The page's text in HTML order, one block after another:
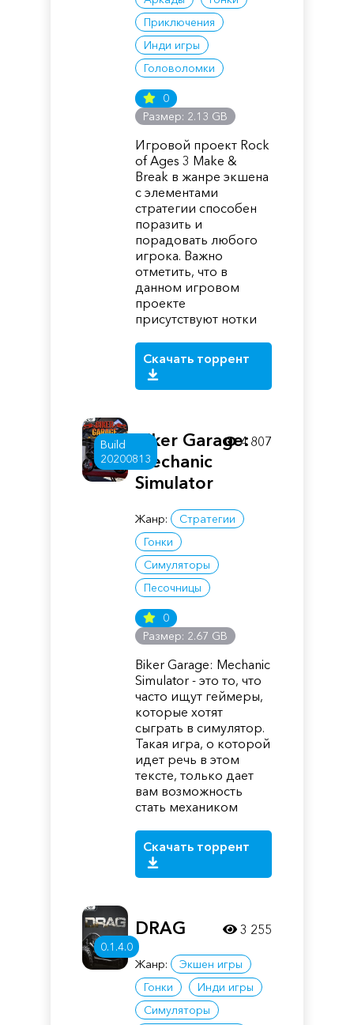
Приключения
Инди игры
Головоломки
0
Размер: 2.13 GB
Игровой проект Rock
of Ages 3 Make &
Break в жанре экшена
с элементами
стратегии способен
поразить и
порадовать любого
игрока. Важно
отметить, что в
данном игровом
проекте
присутствуют нотки
Скачать торрент
Build
20200813
Biker Garage:
Mechanic
Simulator
Жанр:
Стратегии
Гонки
Симуляторы
Песочницы
0
Размер: 2.67 GB
Biker Garage: Mechanic
Simulator - это то, что
часто ищут геймеры,
которые хотят
сыграть в симулятор.
Такая игра, о которой
идет речь в этом
тексте, только дает
вам возможность
стать механиком
Скачать торрент
4 807
0.1.4.0
DRAG
Жанр:
Экшен игры
Гонки
Инди игры
Симуляторы
3 255